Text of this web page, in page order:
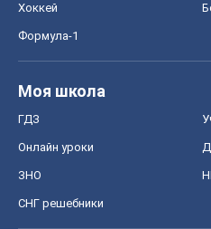
Хоккей
Формула-1
Моя школа
ГДЗ
Онлайн уроки
ЗНО
СНГ решебники